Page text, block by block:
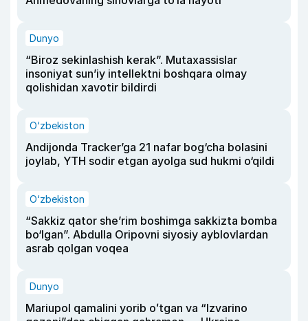
Dunyo
“Biroz sekinlashish kerak”. Mutaxassislar
insoniyat sun’iy intellektni boshqara olmay
qolishidan xavotir bildirdi
O‘zbekiston
Andijonda Tracker’ga 21 nafar bog‘cha bolasini
joylab, YTH sodir etgan ayolga sud hukmi o‘qildi
O‘zbekiston
“Sakkiz qator she’rim boshimga sakkizta bomba
bo‘lgan”. Abdulla Oripovni siyosiy ayblovlardan
asrab qolgan voqea
Dunyo
Mariupol qamalini yorib oʻtgan va “Izvarino